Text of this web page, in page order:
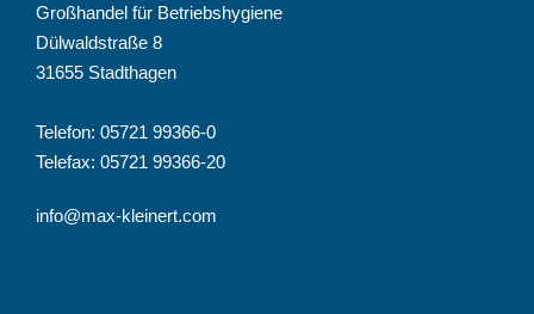
Großhandel für Betriebshygiene
Dülwaldstraße 8
31655 Stadthagen
Telefon: 05721 99366-0
Telefax: 05721 99366-20
info@max-kleinert.com